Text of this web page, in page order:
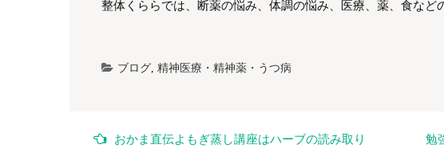
整体くららでは、断薬の悩み、体調の悩み、医療、薬、食など
ブログ, 精神医療・精神薬・うつ病
おかま直伝よもぎ蒸し講座はハーブの読み取り
勉